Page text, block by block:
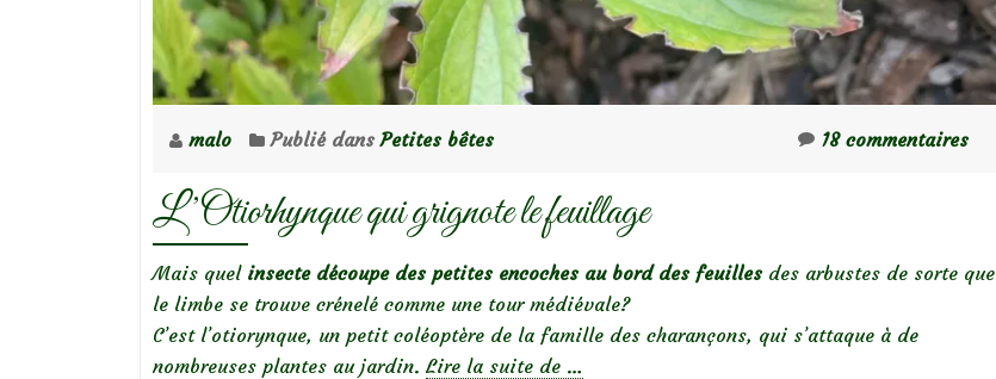
malo Publié dansPetites bêtes 18 commentaires
L’Otiorhynque qui grignote le feuillage
Mais quelinsecte découpe des petites encoches aubord des feuilles des arbustes de sorte que
le limbe se trouve crénelé comme une tour médiévale?
C’est l’otiorynque, un petit coléoptère de la famille des charançons, qui s’attaque à de
nombreuses plantes au jardin. Lire la suite de …